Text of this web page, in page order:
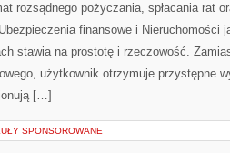
rozsądnego pożyczania, spłacania rat
finansowe i Nieruchomości
stawia na prostotę i rzeczowość.
użytkownik otrzymuje przystępne
[…]
SPONSOROWANE